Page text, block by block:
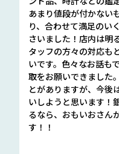
あまり値段が付かない
り、合わせて満足のい
さいました！店内は明
タッフの方々の対応も
いです。色々なお話も
取をお願いできました
とがありますが、今後
いしようと思います！
るなら、おもいおさん
す！！